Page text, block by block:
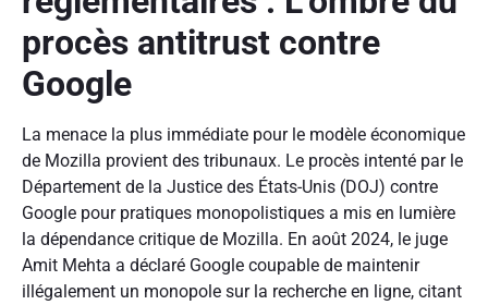
procès antitrust contre
Google
La menace la plus immédiate pour le modèle économique
de Mozilla provient des tribunaux. Le procès intenté par le
Département de la Justice des États-Unis (DOJ) contre
Google pour pratiques monopolistiques a mis en lumière
la dépendance critique de Mozilla. En août 2024, le juge
Amit Mehta a déclaré Google coupable de maintenir
illégalement un monopole sur la recherche en ligne, citant